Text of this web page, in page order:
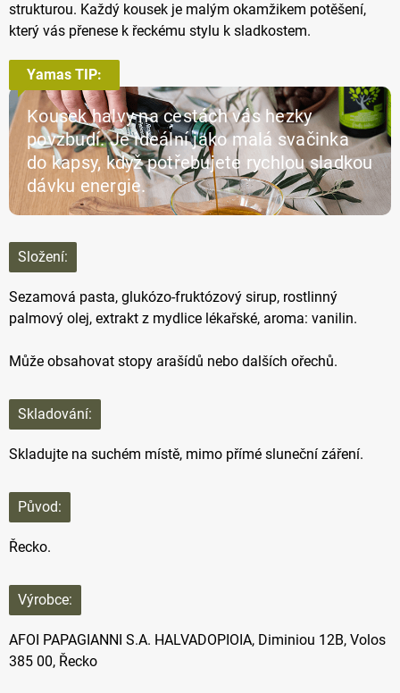
strukturou. Každý kousek je malým okamžikem potěšení,
který vás přenese k řeckému stylu k sladkostem.
Yamas TIP:
Kousek halvy na cestách vás hezky
povzbudí. Je ideální jako malá svačinka
do kapsy, když potřebujete rychlou sladkou
dávku energie.
Složení:
Sezamová pasta, glukózo-fruktózový sirup, rostlinný
palmový olej, extrakt z mydlice lékařské, aroma: vanilin.
Může obsahovat stopy arašídů nebo dalších ořechů.
Skladování:
Skladujte na suchém místě, mimo přímé sluneční záření.
Původ:
Řecko.
Výrobce:
AFOI PAPAGIANNI S.A. HALVADOPIOIA, Diminiou 12B, Volos
385 00, Řecko